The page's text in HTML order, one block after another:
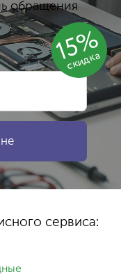
15%
скидка
обращения
сервиса: